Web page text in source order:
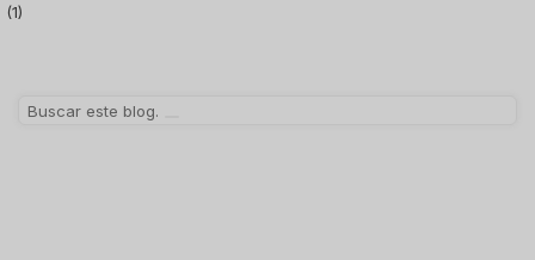
(1)